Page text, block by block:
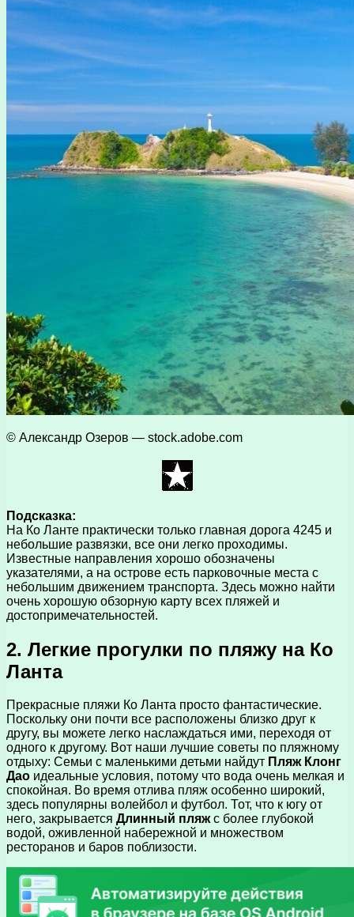
© Александр Озеров — stock.adobe.com
Подсказка:
На Ко Ланте практически только главная дорога 4245 и
небольшие развязки, все они легко проходимы.
Известные направления хорошо обозначены
указателями, а на острове есть парковочные места с
небольшим движением транспорта. Здесь можно найти
очень хорошую обзорную карту всех пляжей и
достопримечательностей.
2. Легкие прогулки по пляжу на Ко
Ланта
Прекрасные пляжи Ко Ланта просто фантастические.
Поскольку они почти все расположены близко друг к
другу, вы можете легко наслаждаться ими, переходя от
одного к другому. Вот наши лучшие советы по пляжному
отдыху: Семьи с маленькими детьми найдут Пляж Клонг
Дао идеальные условия, потому что вода очень мелкая и
спокойная. Во время отлива пляж особенно широкий,
здесь популярны волейбол и футбол. Тот, что к югу от
него, закрывается Длинный пляжс более глубокой
водой, оживленной набережной и множеством
ресторанов и баров поблизости.